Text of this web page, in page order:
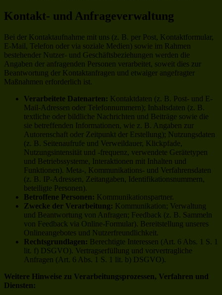
Kontakt- und Anfrageverwaltung
Bei der Kontaktaufnahme mit uns (z. B. per Post, Kontaktformular,
E-Mail, Telefon oder via soziale Medien) sowie im Rahmen
bestehender Nutzer- und Geschäftsbeziehungen werden die
Angaben der anfragenden Personen verarbeitet, soweit dies zur
Beantwortung der Kontaktanfragen und etwaiger angefragter
Maßnahmen erforderlich ist.
Verarbeitete Datenarten: Kontaktdaten (z. B. Post- und E-
Mail-Adressen oder Telefonnummern); Inhaltsdaten (z. B.
textliche oder bildliche Nachrichten und Beiträge sowie die
sie betreffenden Informationen, wie z. B. Angaben zur
Autorenschaft oder Zeitpunkt der Erstellung); Nutzungsdaten
(z. B. Seitenaufrufe und Verweildauer, Klickpfade,
Nutzungsintensität und -frequenz, verwendete Gerätetypen
und Betriebssysteme, Interaktionen mit Inhalten und
Funktionen). Meta-, Kommunikations- und Verfahrensdaten
(z. B. IP-Adressen, Zeitangaben, Identifikationsnummern,
beteiligte Personen).
Betroffene Personen: Kommunikationspartner.
Zwecke der Verarbeitung: Kommunikation; Verwaltung
und Beantwortung von Anfragen; Feedback (z. B. Sammeln
von Feedback via Online-Formular). Bereitstellung unseres
Onlineangebotes und Nutzerfreundlichkeit.
Rechtsgrundlagen: Berechtigte Interessen (Art. 6 Abs. 1 S. 1
lit. f) DSGVO). Vertragserfüllung und vorvertragliche
Anfragen (Art. 6 Abs. 1 S. 1 lit. b) DSGVO).
Weitere Hinweise zu Verarbeitungsprozessen, Verfahren und
Diensten: